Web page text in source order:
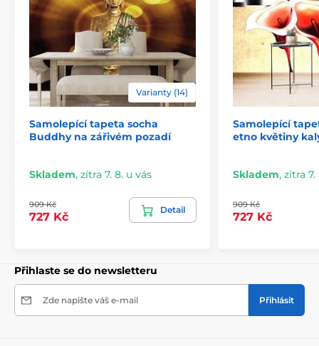
2) Výřezové samolepicí fototapety
velikosti, což může znamenat oříznutí některé části.
Rozměry jsou tvořeny pásy širokými 49 cm.
Rozměry (v cm): 147x270(3 pruhy), 196x270(4 pruhy),
Varianty (14)
Samolepící tapeta socha
Buddhy na zářivém pozadí
Skladem, zítra 7. 8. u vás
909 Kč
727 Kč
Detail
Samolepící
etno květiny
Skladem, zítra 7.
909 Kč
727 Kč
Přihlaste se do newsletteru
Zde napište váš e-mail Přihlásit